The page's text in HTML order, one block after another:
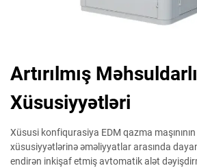
Artırılmış
Xüsusiyyətləri
Xüsusi konfiqurasiya EDM qazma maşınının
xüsusiyyətlərinə əməliyyatlar arasında
endirən inkişaf etmiş avtomatik alət